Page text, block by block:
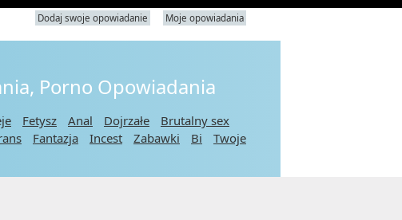
Dodaj swoje opowiadanie Moje opowiadania
Porno Opowiadania
Fetysz Anal Dojrzałe
Brutalny sex
Fantazja Incest Zabawki Bi
Twoje